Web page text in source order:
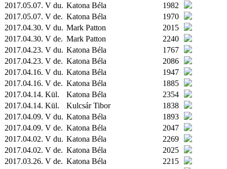
2017.05.07. V du. Katona Béla
1982
2017.05.07. V de. Katona Béla
1970
2017.04.30. V du. Mark Patton
2015
2017.04.30. V de. Mark Patton
2240
2017.04.23. V du. Katona Béla
1767
2017.04.23. V de. Katona Béla
2086
2017.04.16. V du. Katona Béla
1947
2017.04.16. V de. Katona Béla
1885
2017.04.14. Kül. Katona Béla
2354
2017.04.14. Kül. Kulcsár Tibor
1838
2017.04.09. V du. Katona Béla
1893
2017.04.09. V de. Katona Béla
2047
2017.04.02. V du. Katona Béla
2269
2017.04.02. V de. Katona Béla
2025
2017.03.26. V de. Katona Béla
2215